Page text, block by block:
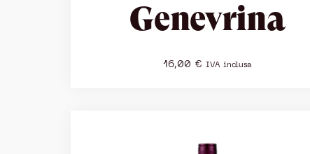
Genevrina
16,00 € IVA inclusa